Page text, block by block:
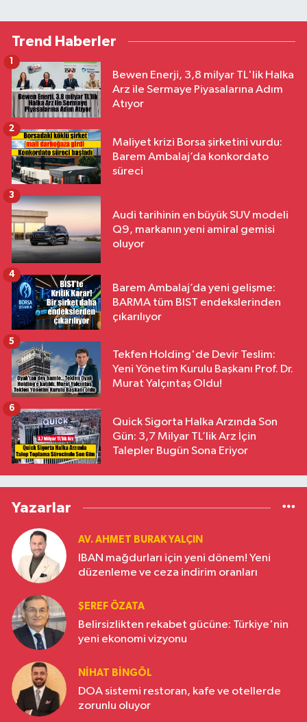
Trend Haberler
Bewen Enerji, 3,8 milyar TL'lik Halka
Arz ile Sermaye Piyasalarına Adım
Atıyor
Maliyet krizi Borsa şirketini vurdu:
Barem Ambalaj’da konkordato
süreci
2
Audi tarihinin en büyük SUV modeli
Q9, markanın yeni amiral gemisi
oluyor
3
Barem Ambalaj’da yeni gelişme:
BARMA tüm BIST endekslerinden
çıkarılıyor
4
Tekfen Holding'de Devir Teslim:
Yeni Yönetim Kurulu Başkanı Prof. Dr.
Murat Yalçıntaş Oldu!
5
Quick Sigorta Halka Arzında Son
Gün: 3,7 Milyar TL’lik Arz İçin
Talepler Bugün Sona Eriyor
6
Yazarlar
AV. AHMET BURAK YALÇIN
IBAN mağdurları için yeni dönem! Yeni
düzenleme ve ceza indirim oranları
ŞEREF ÖZATA
Belirsizlikten rekabet gücüne: Türkiye'nin
yeni ekonomi vizyonu
NIHAT BINGÖL
DOA sistemi restoran, kafe ve otellerde
zorunlu oluyor